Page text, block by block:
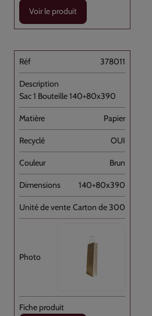
Voir le produit
378011
Sac 1 Bouteille 140+80x390
Papier
OUI
Brun
140+80x390
Carton de 300